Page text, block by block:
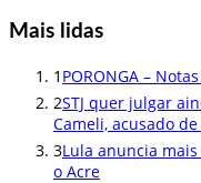
Mais lidas
1 PORONGA –
2STJ quer julgar
Cameli, acusado
3Lula anuncia
o Acre